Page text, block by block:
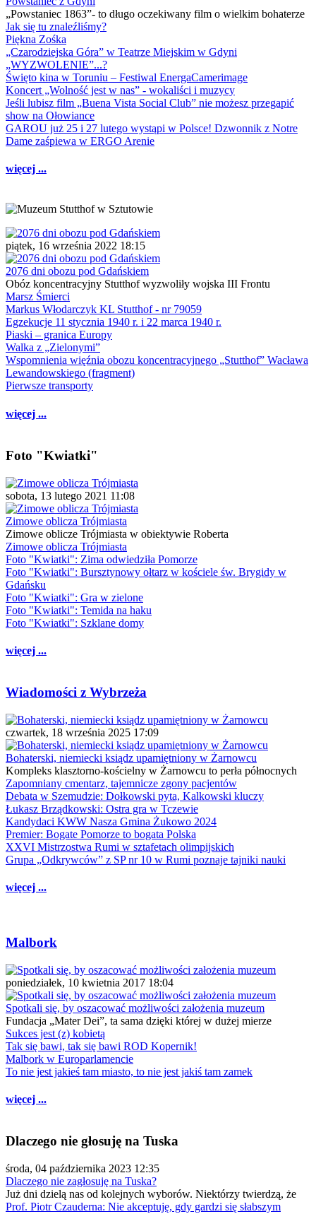
„Powstaniec 1863”- to długo oczekiwany film o wielkim bohaterze
Jak się tu znaleźliśmy?
Piękna Zośka
„Czarodziejska Góra” w Teatrze Miejskim w Gdyni
„WYZWOLENIE”...?
Święto kina w Toruniu – Festiwal EnergaCamerimage
Koncert „Wolność jest w nas” - wokaliści i muzycy
Jeśli lubisz film „Buena Vista Social Club” nie możesz przegapić
show na Ołowiance
GAROU już 25 i 27 lutego wystąpi w Polsce! Dzwonnik z Notre
Dame zaśpiewa w ERGO Arenie
więcej ...
piątek, 16 września 2022 18:15
2076 dni obozu pod Gdańskiem
Obóz koncentracyjny Stutthof wyzwoliły wojska III Frontu
Marsz Śmierci
Markus Włodarczyk KL Stutthof - nr 79059
Egzekucje 11 stycznia 1940 r. i 22 marca 1940 r.
Piaski – granica Europy
Walka z „Zielonymi”
Wspomnienia więźnia obozu koncentracyjnego „Stutthof” Wacława
Lewandowskiego (fragment)
Pierwsze transporty
więcej ...
Foto "Kwiatki"
sobota, 13 lutego 2021 11:08
Zimowe oblicza Trójmiasta
Zimowe oblicze Trójmiasta w obiektywie Roberta
Zimowe oblicza Trójmiasta
Foto "Kwiatki": Zima odwiedziła Pomorze
Foto "Kwiatki": Bursztynowy ołtarz w kościele św. Brygidy w
Gdańsku
Foto "Kwiatki": Gra w zielone
Foto "Kwiatki": Temida na haku
Foto "Kwiatki": Szklane domy
więcej ...
Wiadomości z Wybrzeża
czwartek, 18 września 2025 17:09
Bohaterski, niemiecki ksiądz upamiętniony w Żarnowcu
Kompleks klasztorno-kościelny w Żarnowcu to perła północnych
Zapomniany cmentarz, tajemnicze zgony pacjentów
Debata w Szemudzie: Dołkowski pyta, Kalkowski kluczy
Łukasz Brządkowski: Ostra gra w Tczewie
Kandydaci KWW Nasza Gmina Żukowo 2024
Premier: Bogate Pomorze to bogata Polska
XXVI Mistrzostwa Rumi w sztafetach olimpijskich
Grupa „Odkrywców” z SP nr 10 w Rumi poznaje tajniki nauki
więcej ...
Malbork
poniedziałek, 10 kwietnia 2017 18:04
Spotkali się, by oszacować możliwości założenia muzeum
Fundacja „Mater Dei”, ta sama dzięki której w dużej mierze
Sukces jest (z) kobietą
Tak się bawi, tak się bawi ROD Kopernik!
Malbork w Europarlamencie
To nie jest jakieś tam miasto, to nie jest jakiś tam zamek
więcej ...
Dlaczego nie głosuję na Tuska
środa, 04 października 2023 12:35
Dlaczego nie zagłosuję na Tuska?
Już dni dzielą nas od kolejnych wyborów. Niektórzy twierdzą, że
Prof. Piotr Czauderna: Nie akceptuję, gdy gardzi się słabszym